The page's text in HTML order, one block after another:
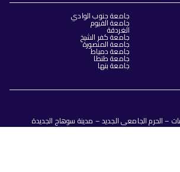
جامعة جنوب الوادي
جامعة الفيوم
الغردقة
جامعة كفر الشيخ
جامعة المنصورة
جامعة دمياط
جامعة طنطا
جامعة بنها
– الحرم الجامعى الجديد – مدينة سوهاج الجديدة